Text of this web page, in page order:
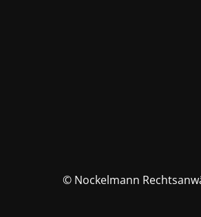
© Nockelmann